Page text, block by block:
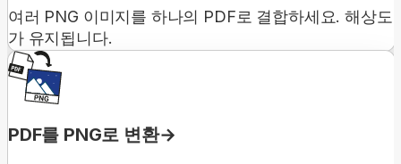
여러 PNG 이미지를 하나의 PDF로 결합하세요. 해상도
가 유지됩니다.
PDF를 PNG로 변환